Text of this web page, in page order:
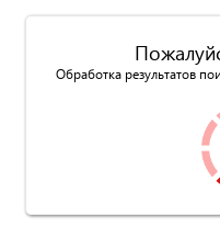
Обработка результатов